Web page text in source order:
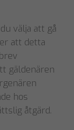
välja att gå
att detta
gäldenären
hos
åtgärd.